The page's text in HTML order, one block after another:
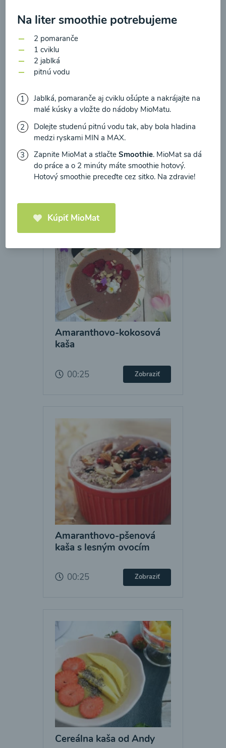
Brokolicové cappuccino
00:25
Načítať ďalšie
Kaše
Amaranthovo-kokosová
kaša
00:25 Zobraziť
Amaranthovo-pšenová
kaša s lesným ovocím
00:25 Zobraziť
Cereálna kaša od Andy
Na liter smoothie potrebujeme
2 pomaranče
1 cviklu
2 jablká
pitnú vodu
Jablká, pomaranče aj cviklu ošúpte a nakrájajte na
malé kúsky a vložte do nádoby MioMatu.
Dolejte studenú pitnú vodu tak, aby bola hladina
medzi ryskami MIN a MAX.
Zapnite MioMat a stlačteSmoothie. MioMat sa dá
do práce a o 2 minúty máte smoothie hotový.
Hotový smoothie preceďte cez sitko. Na zdravie!
Kúpiť MioMat
prečítal(a)informácie o Ochrane osobných
a súhlasím s nimi.